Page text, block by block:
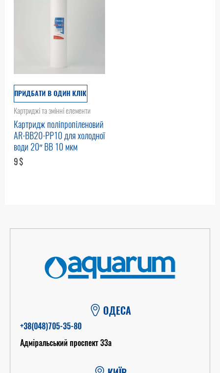
ПРИДБАТИ В ОДИН КЛІК
Картриджі та змінні елементи
Картридж поліпропіленовий
AR-BB20-PP10 для холодної
води 20″ BB 10 мкм
9$
ОДЕСА
+38(048)705-35-80
Адміральський проспект 33а